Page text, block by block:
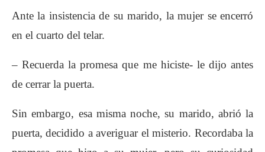
Ante la insistencia de su marido, la mujer se encerró
en el cuarto del telar.
– Recuerda la promesa que me hiciste- le dijo antes
de cerrar la puerta.
Sin embargo, esa misma noche, su marido, abrió la
puerta, decidido a averiguar el misterio. Recordaba la